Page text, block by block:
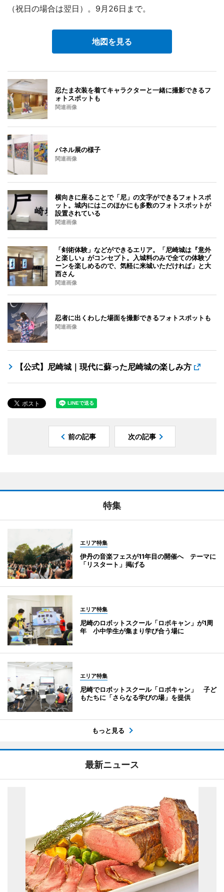
（祝日の場合は翌日）。9月26日まで。
地図を見る
忍たま衣装を着てキャラクターと一緒に撮影できるフ
ォトスポットも
関連画像
パネル展の様子
関連画像
横向きに座ることで「尼」の文字ができるフォトスポ
ット。城内にはこのほかにも多数のフォトスポットが
設置されている
関連画像
「剣術体験」などができるエリア。「尼崎城は『意外
と楽しい』がコンセプト。入城料のみで全ての体験ゾ
ーンを楽しめるので、気軽に来城いただければ」と大
西さん
関連画像
忍者に出くわした場面を撮影できるフォトスポットも
関連画像
【公式】尼崎城｜現代に蘇った尼崎城の楽しみ方
前の記事 次の記事
特集
エリア特集
伊丹の音楽フェスが11年目の開催へ テーマに
「リスタート」掲げる
エリア特集
尼崎のロボットスクール「ロボキャン」が1周
年 小中学生が集まり学び合う場に
エリア特集
尼崎でロボットスクール「ロボキャン」 子ど
もたちに「さらなる学びの場」を提供
もっと見る
最新ニュース